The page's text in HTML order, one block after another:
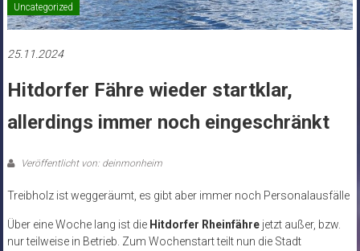
Uncategorized
25.11.2024
Hitdorfer Fähre wieder startklar,
allerdings immer noch eingeschränkt
Veröffentlicht von: deinmonheim
Treibholz ist weggeräumt, es gibt aber immer noch Personalausfälle
Über eine Woche lang ist die Hitdorfer Rheinfährejetzt außer, bzw.
nur teilweise in Betrieb. Zum Wochenstart teilt nun die Stadt